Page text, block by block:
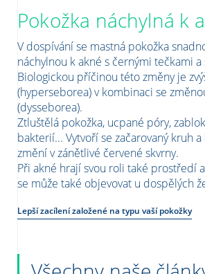
Pokožka náchylná k
V dospívání se mastná pokožka
náchylnou k akné s černými tečkami a
Biologickou příčinou této změny je
(hyperseborea) v kombinaci se
(dysseborea).
Ztluštělá pokožka, ucpané póry,
bakterií... Vytvoří se začarovaný kruh
změní v zánětlivé červené skvrny.
Při akné hrají svou roli také prostředí
se může také objevovat u dospělých
Lepší zacílení založené na typu vaší pokožky